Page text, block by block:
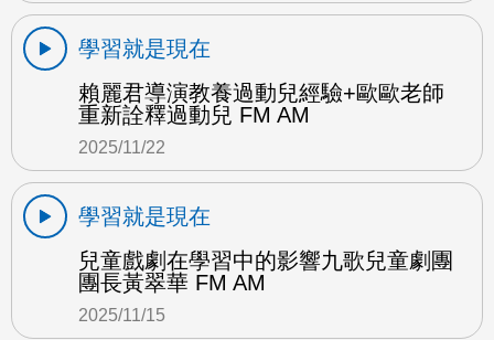
學習就是現在
賴麗君導演教養過動兒經驗+歐歐老師
重新詮釋過動兒 FM AM
2025/11/22
學習就是現在
兒童戲劇在學習中的影響九歌兒童劇團
團長黃翠華 FM AM
2025/11/15